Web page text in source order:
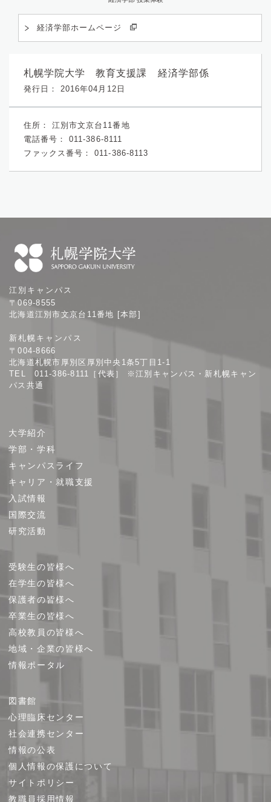
経済学部ホームページ
発行日： 2016年04月12日
札幌学院大学 教育支援課 経済学部係
住所：
江別市文京台11番地
電話番号：
011-386-8111
ファックス番号：
011-386-8113
幌
学
大
学
江別キャンパス
〒069-8555
北海道江別市文京台11番地 [本部]
新札幌キャンパス
〒004-8666
北海道札幌市厚別区厚別中央1条5丁目1-1
TEL 011-386-8111［代表］ ※江別キャンパス・新札幌キャン
パス共通
ト
プ
大学紹介
学部・学科
キャンパスライフ
キャリア・就職支援
入試情報
国際交流
研究活動
受験生の皆様へ
在学生の皆様へ
保護者の皆様へ
卒業生の皆様へ
高校教員の皆様へ
地域・企業の皆様へ
情報ポータル
図書館
心理臨床センター
社会連携センター
情報の公表
個人情報の保護について
サイトポリシー
教職員採用情報